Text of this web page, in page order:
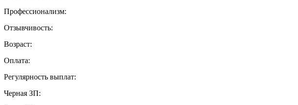
Профессионализм:
Отзывчивость:
Возраст:
Оплата:
Регулярность выплат:
Черная ЗП: